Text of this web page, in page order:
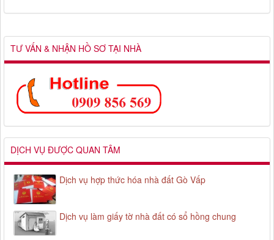
TƯ VẤN & NHẬN HỒ SƠ TẠI NHÀ
DỊCH VỤ ĐƯỢC QUAN TÂM
Dịch vụ hợp thức hóa nhà đất Gò Vấp
Dịch vụ làm giấy tờ nhà đất có sổ hồng chung